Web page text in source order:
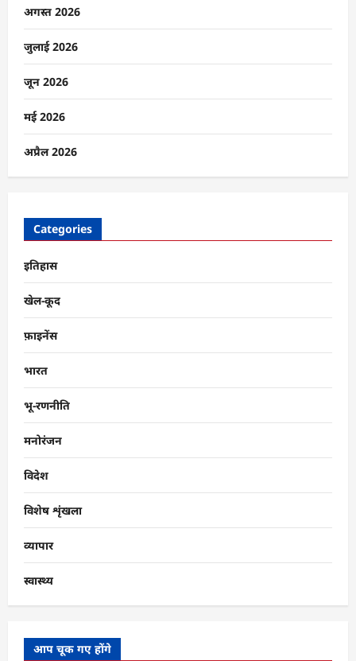
हत्या,
बीजेपी
ने
बताया
‘सुनियोजित
साज़िश’
में
अगस्त 2026
जुलाई 2026
जून 2026
मई 2026
अप्रैल 2026
Categories
इतिहास
खेल-कूद
फ़ाइनेंस
भारत
भू-रणनीति
मनोरंजन
विदेश
विशेष शृंखला
व्यापार
स्वास्थ्य
आप चूक गए होंगे